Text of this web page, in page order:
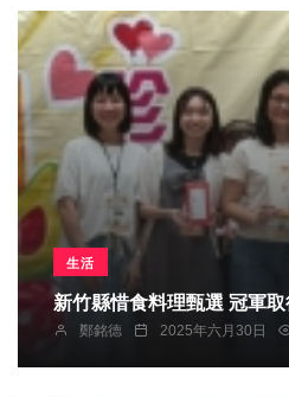
生活
新竹縣惜食
鄭銘德 2025年六月30日